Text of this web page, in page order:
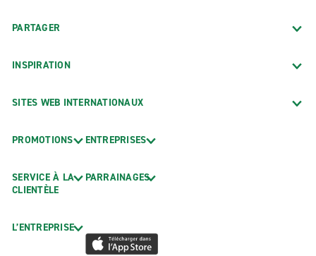
PARTAGER
INSPIRATION
SITES WEB INTERNATIONAUX
PROMOTIONS
SERVICE À LA
CLIENTÈLE
L’ENTREPRISE
ENTREPRISES
PARRAINAGES